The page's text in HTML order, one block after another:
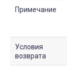
Примечание
Условия
возврата